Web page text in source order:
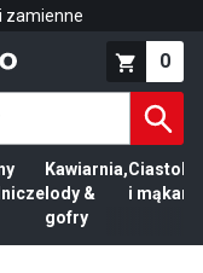
zamienne
0
Kawiarnia,
lody &
gofry
Ciasto
i mąka